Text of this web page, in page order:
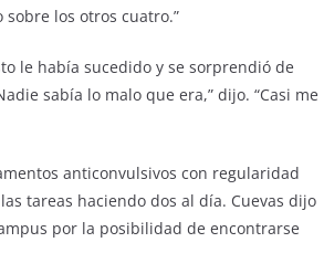
los otros cuatro.”
le había sucedido y se sorprendió de
sabía lo malo que era,” dijo. “Casi me
anticonvulsivos con regularidad
tareas haciendo dos al día. Cuevas dijo
por la posibilidad de encontrarse